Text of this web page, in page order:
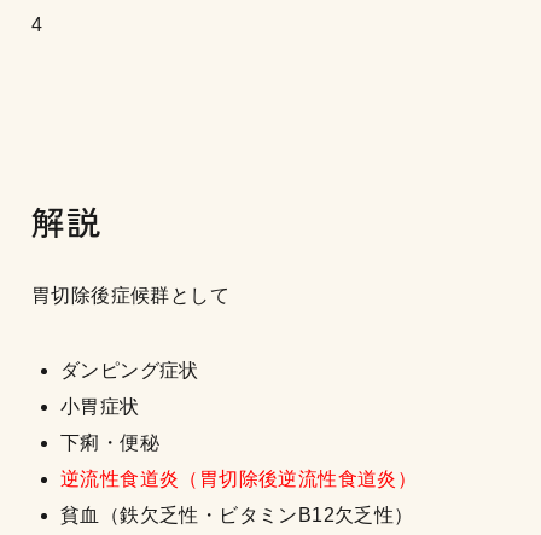
4
解説
胃切除後症候群として
ダンピング症状
小胃症状
下痢・便秘
逆流性食道炎（胃切除後逆流性食道炎）
貧血（鉄欠乏性・ビタミンB12欠乏性）